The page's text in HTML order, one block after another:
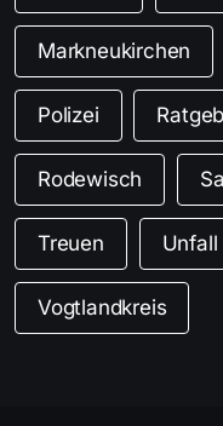
Markneukirchen
Polizei
Rodewisch
Treuen Unfall
Vogtlandkreis